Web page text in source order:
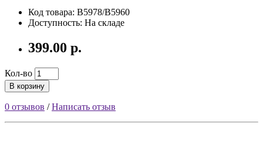
Код товара: B5978/B5960
Доступность: На складе
399.00 р.
Кол-во
В корзину
0 отзывов /Написать отзыв